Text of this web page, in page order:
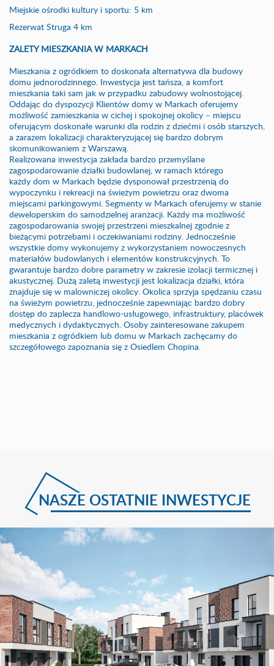
Miejskie ośrodki kultury i sportu: 5 km
Rezerwat Struga 4 km
ZALETY MIESZKANIA W MARKACH
Mieszkania z ogródkiem to doskonała alternatywa dla budowy
domu jednorodzinnego. Inwestycja jest tańsza, a komfort
mieszkania taki sam jak w przypadku zabudowy wolnostojącej.
Oddając do dyspozycji Klientów domy w Markach oferujemy
możliwość zamieszkania w cichej i spokojnej okolicy – miejscu
oferującym doskonałe warunki dla rodzin z dziećmi i osób starszych,
a zarazem lokalizacji charakteryzującej się bardzo dobrym
skomunikowaniem z Warszawą.
Realizowana inwestycja zakłada bardzo przemyślane
zagospodarowanie działki budowlanej, w ramach którego
każdy dom w Markach będzie dysponował przestrzenią do
wypoczynku i rekreacji na świeżym powietrzu oraz dwoma
miejscami parkingowymi. Segmenty w Markach oferujemy w stanie
deweloperskim do samodzielnej aranżacji. Każdy ma możliwość
zagospodarowania swojej przestrzeni mieszkalnej zgodnie z
bieżącymi potrzebami i oczekiwaniami rodziny. Jednocześnie
wszystkie domy wykonujemy z wykorzystaniem nowoczesnych
materiałów budowlanych i elementów konstrukcyjnych. To
gwarantuje bardzo dobre parametry w zakresie izolacji termicznej i
akustycznej. Dużą zaletą inwestycji jest lokalizacja działki, która
znajduje się w malowniczej okolicy. Okolica sprzyja spędzaniu czasu
na świeżym powietrzu, jednocześnie zapewniając bardzo dobry
dostęp do zaplecza handlowo-usługowego, infrastruktury, placówek
medycznych i dydaktycznych. Osoby zainteresowane zakupem
mieszkania z ogródkiem lub domu w Markach zachęcamy do
szczegółowego zapoznania się z Osiedlem Chopina.
NASZE OSTATNIE INWESTYCJE